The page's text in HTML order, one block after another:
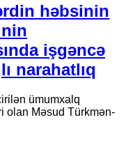
həbsinin
işgəncə
narahatlıq
ümumxalq
olan Məsud Türkmən-